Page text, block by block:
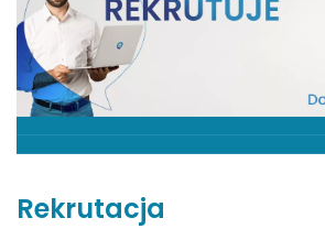
Rekrutacja